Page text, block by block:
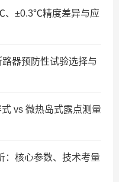
±0.3℃精度差异与应
器预防性试验选择与
vs 微热岛式露点测量
：核心参数、技术考量